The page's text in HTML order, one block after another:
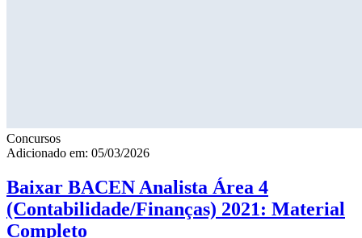
Concursos
Adicionado em: 05/03/2026
Baixar BACEN Analista Área 4
(Contabilidade/Finanças) 2021: Material
Completo